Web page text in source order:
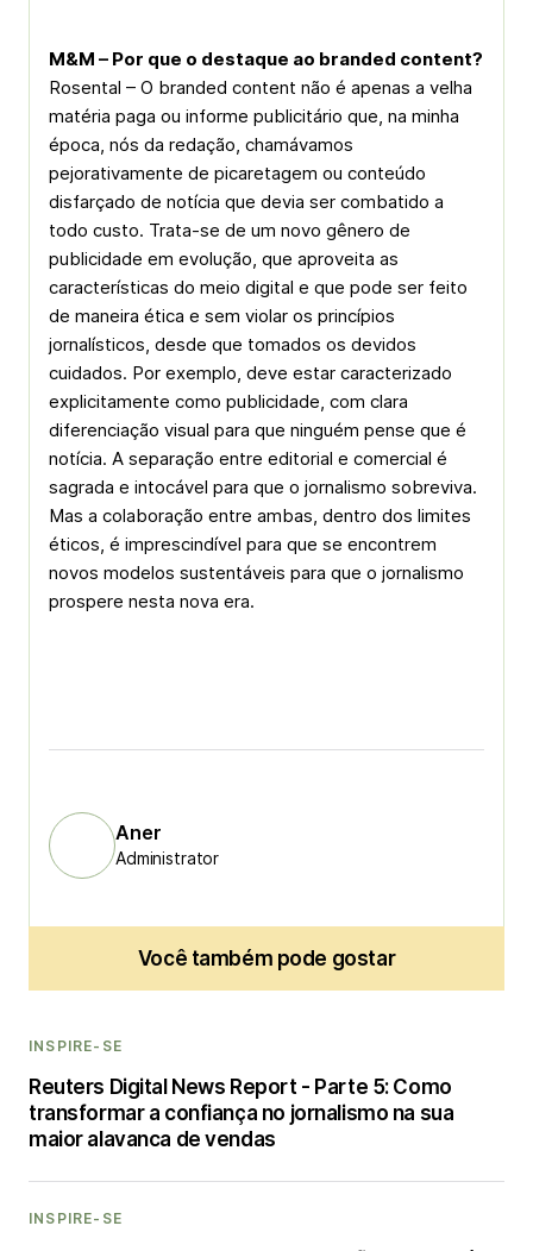
M&M – Por que o destaque ao branded content?
Rosental – O branded content não é apenas a velha
matéria paga ou informe publicitário que, na minha
época, nós da redação, chamávamos
pejorativamente de picaretagem ou conteúdo
disfarçado de notícia que devia ser combatido a
todo custo. Trata-se de um novo gênero de
publicidade em evolução, que aproveita as
características do meio digital e que pode ser feito
de maneira ética e sem violar os princípios
jornalísticos, desde que tomados os devidos
cuidados. Por exemplo, deve estar caracterizado
explicitamente como publicidade, com clara
diferenciação visual para que ninguém pense que é
notícia. A separação entre editorial e comercial é
sagrada e intocável para que o jornalismo sobreviva.
Mas a colaboração entre ambas, dentro dos limites
éticos, é imprescindível para que se encontrem
novos modelos sustentáveis para que o jornalismo
prospere nesta nova era.
Aner
Administrator
Você também pode gostar
INSPIRE-SE
Reuters Digital News Report - Parte 5: Como
transformar a confiança no jornalismo na sua
maior alavanca de vendas
INSPIRE-SE